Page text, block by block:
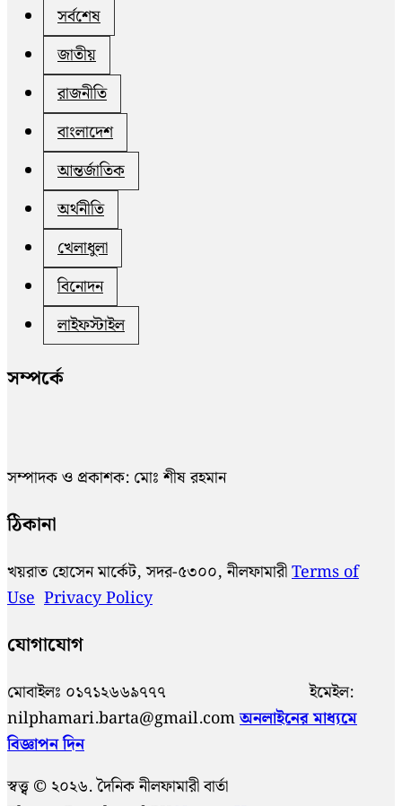
সর্বশেষ
জাতীয়
রাজনীতি
বাংলাদেশ
আন্তর্জাতিক
অর্থনীতি
খেলাধুলা
বিনোদন
লাইফস্টাইল
সম্পর্কে
সম্পাদক ও প্রকাশক: মোঃ শীষ রহমান
ঠিকানা
খয়রাত হোসেন মার্কেট, সদর-৫৩০০, নীলফামারীTerms of
Use Privacy Policy
যোগাযোগ
মোবাইলঃ ০১৭১২৬৬৯৭৭৭ ইমেইল:
nilphamari.barta@gmail.comঅনলাইনের মাধ্যমে
বিজ্ঞাপন দিন
স্বত্ত্ব © ২০২৬. দৈনিক নীলফামারী বার্তা